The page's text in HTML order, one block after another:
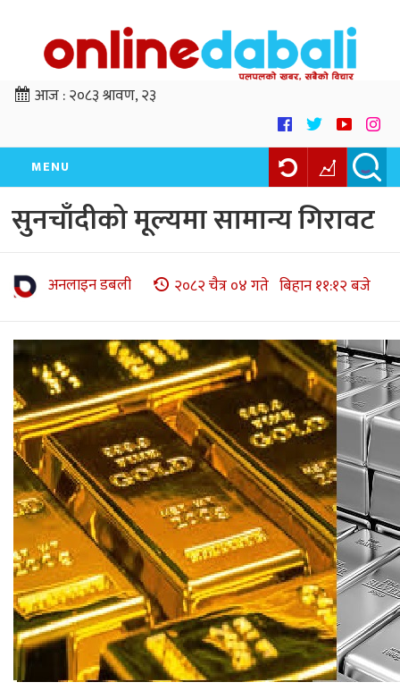
आज :२०८३ श्रावण, २३
MENU
सुनचाँदीको मूल्यमा सामान्य गिरावट
अनलाइन डबली २०८२ चैत्र ०४ गते बिहान ११:१२ बजे